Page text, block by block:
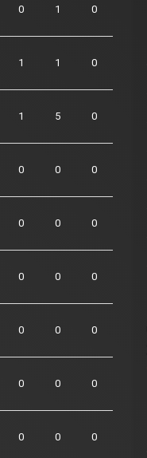
0 1 0
1 1 0
1 5 0
0 0 0
0 0 0
0 0 0
0 0 0
0 0 0
0 0 0